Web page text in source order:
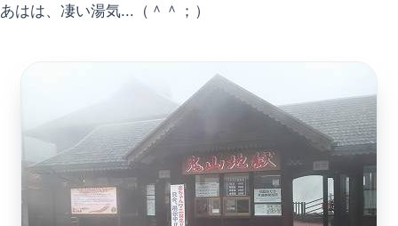
あはは、凄い湯気...（＾＾；）